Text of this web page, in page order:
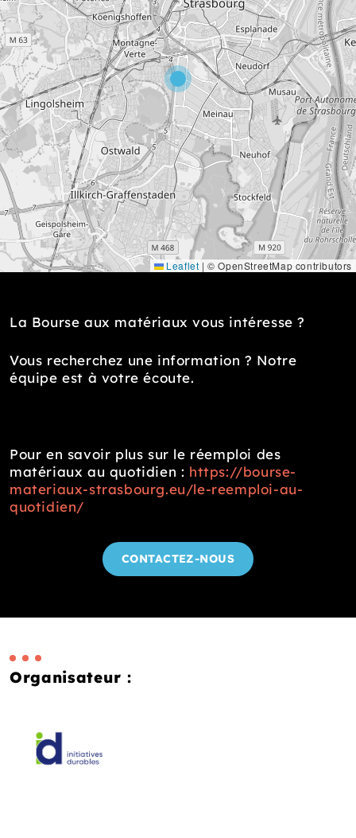
Leaflet | © OpenStreetMap contributors
La Bourse aux matériaux vous intéresse ?
Vous recherchez une information ? Notre
équipe est à votre écoute.
Pour en savoir plus sur le réemploi des
matériaux au quotidien : https://bourse-
materiaux-strasbourg.eu/le-reemploi-au-
quotidien/
CONTACTEZ-NOUS
Organisateur :